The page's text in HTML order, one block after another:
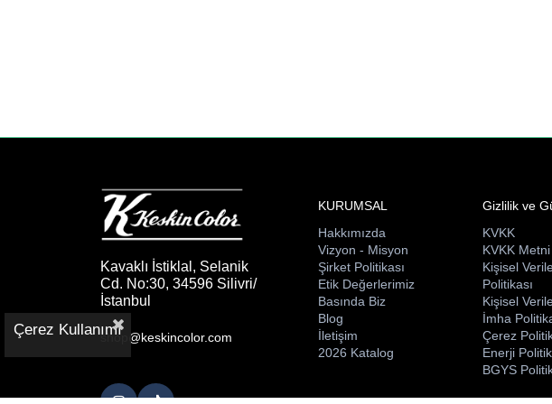
Kavaklı İstiklal, Selanik
Cd. No:30, 34596 Silivri/
İstanbul
shop@keskincolor.com
KURUMSAL
Hakkımızda
Vizyon - Misyon
Şirket Politikası
Etik Değerlerimiz
Basında Biz
Blog
İletişim
2026 Katalog
Gizlilik ve
KVKK
KVKK Metni
Kişisel
Politikası
Kişisel
İmha
Çerez
Enerji
BGYS
Çerez Kullanımı